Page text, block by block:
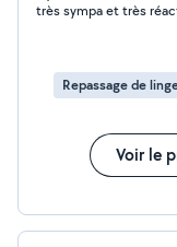
très sympa et très
Repassage de
Voir le